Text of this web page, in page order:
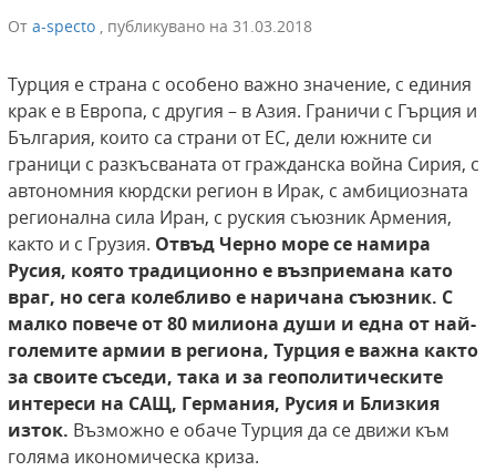
От a-specto , публикувано на 31.03.2018
Турция е страна с особено важно значение, с единия
крак е в Европа, с другия – в Азия. Граничи с Гърция и
България, които са страни от ЕС, дели южните си
граници с разкъсваната от гражданска война Сирия, с
автономния кюрдски регион в Ирак, с амбициозната
регионална сила Иран, с руския съюзник Армения,
както и с Грузия. Отвъд Черно море се намира
Русия, която традиционно е възприемана като
враг, но сега колебливо е наричана съюзник. С
малко повече от 80 милиона души и една от най-
големите армии в региона, Турция е важна както
за своите съседи, така и за геополитическите
интереси на САЩ, Германия, Русия и Близкия
изток. Възможно е обаче Турция да се движи към
голяма икономическа криза.